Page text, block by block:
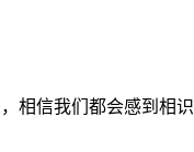
相信我们都会感到相